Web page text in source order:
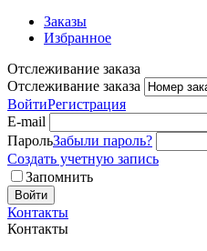
Заказы
Избранное
Отслеживание заказа
Отслеживание заказа
ВойтиРегистрация
E-mail
ПарольЗабыли пароль?
Создать учетную запись
Запомнить
Войти
Контакты
Контакты